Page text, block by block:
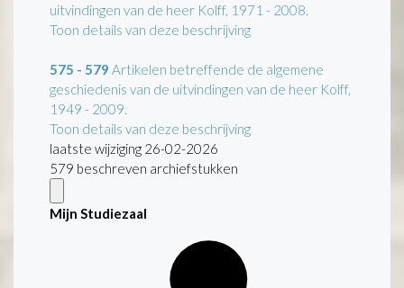
uitvindingen van de heer Kolff, 1971 - 2008.
Toon details van deze beschrijving
575 - 579 Artikelen betreffende de algemene
geschiedenis van de uitvindingen van de heer Kolff,
1949 - 2009.
Toon details van deze beschrijving
laatste wijziging 26-02-2026
579 beschreven archiefstukken
Mijn Studiezaal